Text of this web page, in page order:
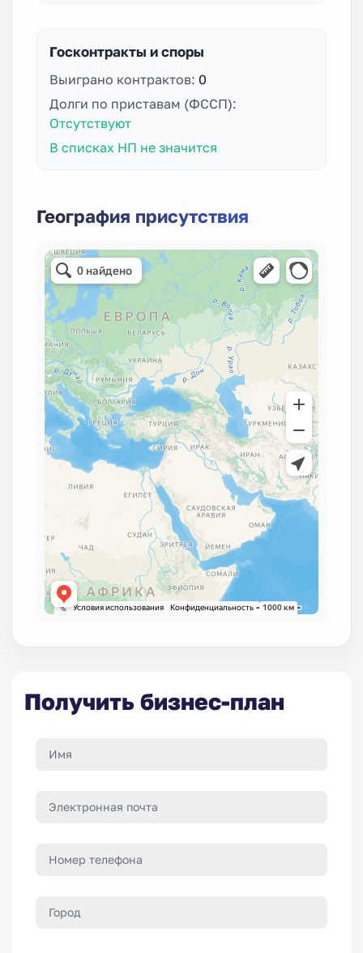
Госконтракты и споры
Выиграно контрактов: 0
Долги по приставам (ФССП):
Отсутствуют
В списках НП не значится
География присутствия
Получить бизнес-план